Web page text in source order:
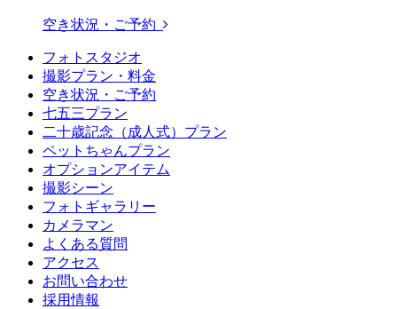
空き状況・ご予約
フォトスタジオ
撮影プラン・料金
空き状況・ご予約
七五三プラン
二十歳記念（成人式）プラン
ペットちゃんプラン
オプションアイテム
撮影シーン
フォトギャラリー
カメラマン
よくある質問
アクセス
お問い合わせ
採用情報